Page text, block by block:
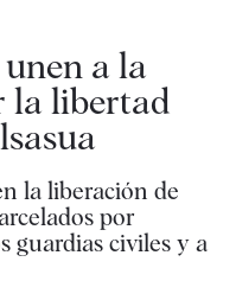
a la
la libertad
la liberación de
por
guardias civiles y a